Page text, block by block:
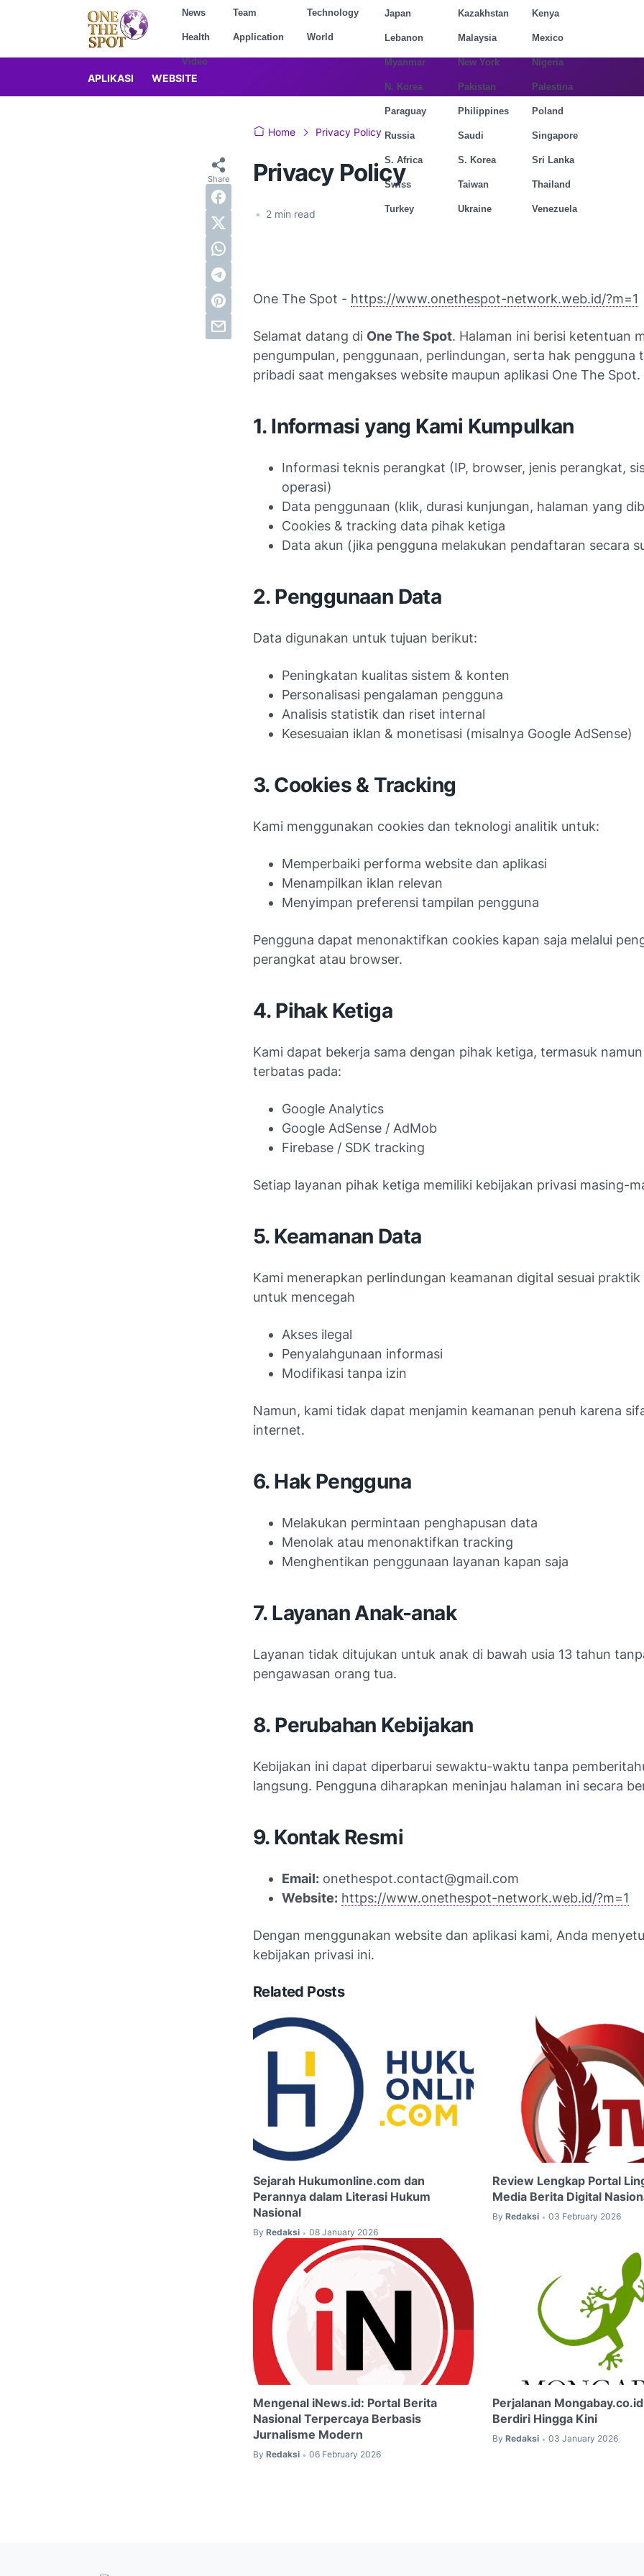
News Team Technology
Health Application World
Video
Japan Kazakhstan Kenya
Lebanon Malaysia Mexico
Myanmar New York Nigeria
N. Korea Pakistan Palestina
Paraguay Philippines Poland
Russia Saudi Singapore
S. Africa S. Korea Sri Lanka
Swiss Taiwan Thailand
Turkey Ukraine Venezuela
APLIKASI WEBSITE
Home Privacy Policy
Privacy Policy
• 2 min read
One The Spot - https://www.onethespot-network.web.id/?m=1
Selamat datang di One The Spot. Halaman ini berisi ketentuan
pengumpulan, penggunaan, perlindungan, serta hak pengguna
pribadi saat mengakses website maupun aplikasi One The Spot.
1. Informasi yang Kami Kumpulkan
Informasi teknis perangkat (IP, browser, jenis perangkat,
operasi)
Data penggunaan (klik, durasi kunjungan, halaman yang
Cookies & tracking data pihak ketiga
Data akun (jika pengguna melakukan pendaftaran secara
2. Penggunaan Data
Data digunakan untuk tujuan berikut:
Peningkatan kualitas sistem & konten
Personalisasi pengalaman pengguna
Analisis statistik dan riset internal
Kesesuaian iklan & monetisasi (misalnya Google AdSense)
3. Cookies & Tracking
Kami menggunakan cookies dan teknologi analitik untuk:
Memperbaiki performa website dan aplikasi
Menampilkan iklan relevan
Menyimpan preferensi tampilan pengguna
Pengguna dapat menonaktifkan cookies kapan saja melalui
perangkat atau browser.
4. Pihak Ketiga
Kami dapat bekerja sama dengan pihak ketiga, termasuk
terbatas pada:
Google Analytics
Google AdSense / AdMob
Firebase / SDK tracking
Setiap layanan pihak ketiga memiliki kebijakan privasi masing-
5. Keamanan Data
Kami menerapkan perlindungan keamanan digital sesuai
untuk mencegah
Akses ilegal
Penyalahgunaan informasi
Modifikasi tanpa izin
Namun, kami tidak dapat menjamin keamanan penuh karena
internet.
6. Hak Pengguna
Melakukan permintaan penghapusan data
Menolak atau menonaktifkan tracking
Menghentikan penggunaan layanan kapan saja
7. Layanan Anak-anak
Layanan tidak ditujukan untuk anak di bawah usia 13 tahun
pengawasan orang tua.
8. Perubahan Kebijakan
Kebijakan ini dapat diperbarui sewaktu-waktu tanpa
langsung. Pengguna diharapkan meninjau halaman ini secara
9. Kontak Resmi
Email: onethespot.contact@gmail.com
Website: https://www.onethespot-network.web.id/?m=1
Dengan menggunakan website dan aplikasi kami, Anda
kebijakan privasi ini.
Related Posts
Sejarah Hukumonline.com dan
Perannya dalam Literasi Hukum
Nasional
By Redaksi • 08 January 2026
Review Lengkap Portal
Media Berita Digital
By Redaksi • 03 February 2026
Mengenal iNews.id: Portal Berita
Nasional Terpercaya Berbasis
Jurnalisme Modern
By Redaksi • 06 February 2026
Perjalanan
Berdiri Hingga Kini
By Redaksi • 03 January 2026